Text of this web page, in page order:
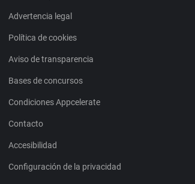
Advertencia legal
Política de cookies
Aviso de transparencia
Bases de concursos
Condiciones Appcelerate
Contacto
Accesibilidad
Configuración de la privacidad